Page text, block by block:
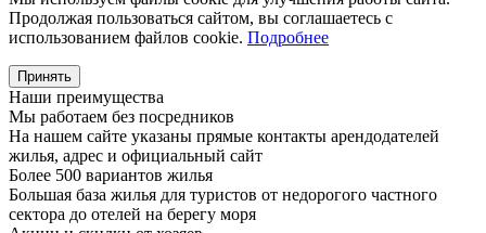
Продолжая пользоваться сайтом, вы соглашаетесь с
использованием файлов cookie. Подробнее
Принять
Наши преимущества
Мы работаем без посредников
На нашем сайте указаны прямые контакты арендодателей
жилья, адрес и официальный сайт
Более 500 вариантов жилья
Большая база жилья для туристов от недорогого частного
сектора до отелей на берегу моря